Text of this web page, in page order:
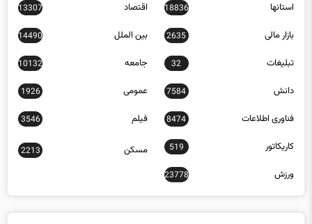
استانها 18836 اقتصاد 13307
بازار مالی 2635 بین الملل 14490
تبلیغات 32 جامعه 10132
دانش 7584 عمومی 1926
فناوری اطلاعات 8474 فیلم 3546
کاریکاتور 519 مسکن 2213
ورزش 23778